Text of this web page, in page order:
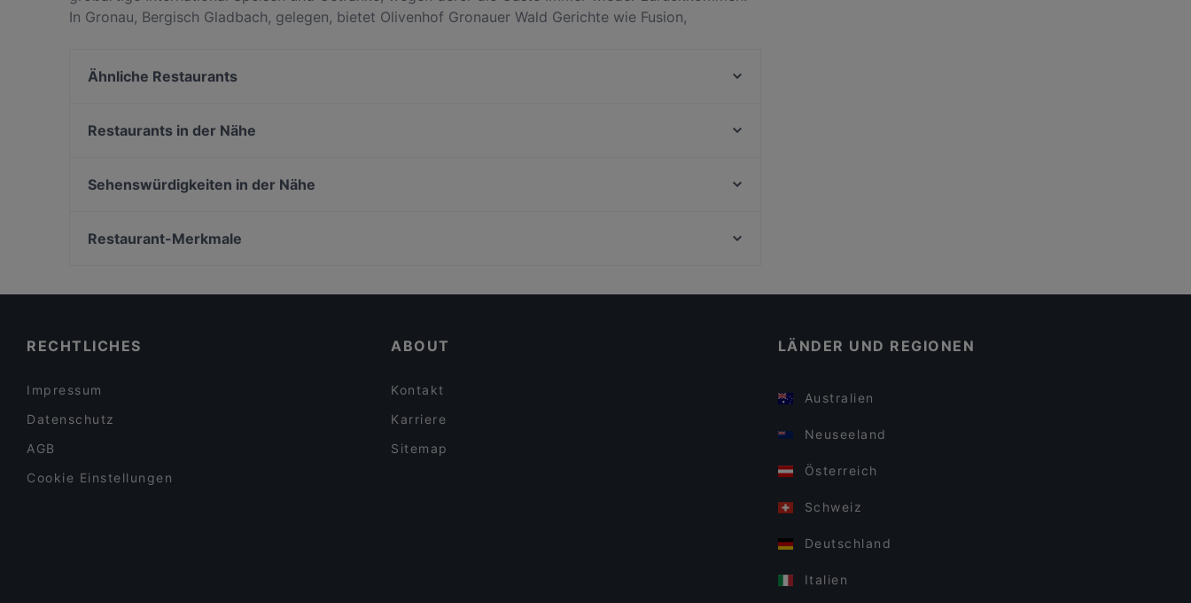
In Gronau, Bergisch Gladbach, gelegen, bietet Olivenhof Gronauer Wald Gerichte wie Fusion,
Ähnliche Restaurants
Eddys 2.0
Bistro am Schloss
Restaurants in der Nähe
Steakhaus-Restaurant ANGUS
Sehenswürdigkeiten in der Nähe
U-Bahn Hauptbahnhof, München
Restaurant-Merkmale
RECHTLICHES
Impressum
Datenschutz
AGB
Cookie Einstellungen
ABOUT
Kontakt
Karriere
Sitemap
LÄNDER UND REGIONEN
Australien
Neuseeland
Österreich
Schweiz
Deutschland
Italien